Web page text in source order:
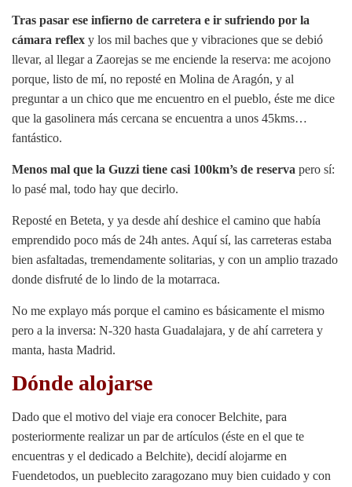
Tras pasar ese infierno de carretera e ir sufriendo por la
cámara reflex y los mil baches que y vibraciones que se debió
llevar, al llegar a Zaorejas se me enciende la reserva: me acojono
porque, listo de mí, no reposté en Molina de Aragón, y al
preguntar a un chico que me encuentro en el pueblo, éste me dice
que la gasolinera más cercana se encuentra a unos 45kms…
fantástico.
Menos mal que la Guzzi tiene casi 100km’s de reserva pero sí:
lo pasé mal, todo hay que decirlo.
Reposté en Beteta, y ya desde ahí deshice el camino que había
emprendido poco más de 24h antes. Aquí sí, las carreteras estaba
bien asfaltadas, tremendamente solitarias, y con un amplio trazado
donde disfruté de lo lindo de la motarraca.
No me explayo más porque el camino es básicamente el mismo
pero a la inversa: N-320 hasta Guadalajara, y de ahí carretera y
manta, hasta Madrid.
Dónde alojarse
Dado que el motivo del viaje era conocer Belchite, para
posteriormente realizar un par de artículos (éste en el que te
encuentras y el dedicado a Belchite), decidí alojarme en
Fuendetodos, un pueblecito zaragozano muy bien cuidado y con